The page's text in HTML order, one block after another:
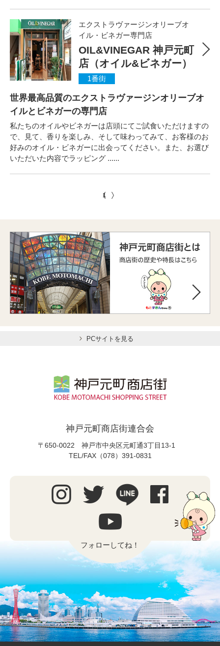
エクストラヴァージンオリーブオ
イル・ビネガー専門店
OIL&VINEGAR 神戸元町
店（オイル&ビネガー）
1番街
世界最高品質のエクストラヴァージンオリーブオ
イルとビネガーの専門店
私たちのオイルやビネガーは店頭にてご試食いただけますの
で、見て、香りを楽しみ、そして味わってみて、お客様のお
好みのオイル・ビネガーに出会ってください。また、お選び
いただいた内容でラッピング ......
1
PCサイトを見る
神戸元町商店街連合会
〒650-0022 神戸市中央区元町通3丁目13-1
TEL/FAX（078）391-0831
フォローしてね！